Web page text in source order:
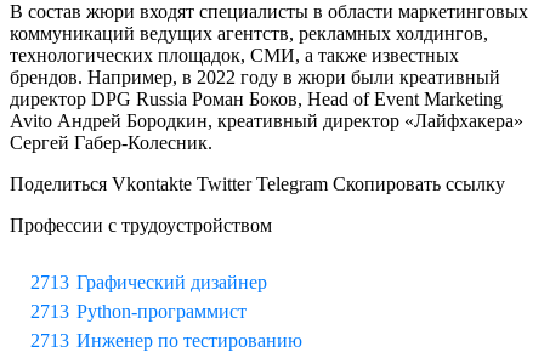
В состав жюри входят специалисты в области маркетинговых
коммуникаций ведущих агентств, рекламных холдингов,
технологических площадок, СМИ, а также известных
брендов. Например, в 2022 году в жюри были креативный
директор DPG Russia Роман Боков, Head of Event Marketing
Avito Андрей Бородкин, креативный директор «Лайфхакера»
Сергей Габер-Колесник.
Поделиться Vkontakte Twitter Telegram Скопировать ссылку
Профессии с трудоустройством
Графический дизайнер
Python-программист
Инженер по тестированию